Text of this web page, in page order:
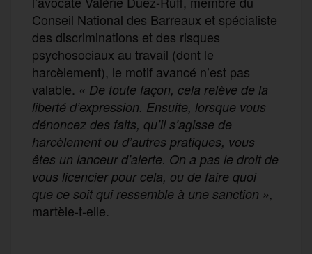
Conseil National des Barreaux et spécialiste
des discriminations et des risques
psychosociaux au travail (dont le
harcèlement), le motif avancé n’est pas
valable. « De toute façon, cela relève de la
liberté d’expression. Ensuite, lorsque vous
dénoncez des faits, qu’il s’agisse de
harcèlement ou d’autres pratiques, vous
êtes un lanceur d’alerte. On a pas le droit de
vous licencier pour cela, ou de faire quoi
que ce soit qui ressemble à une sanction »,
martèle-t-elle.